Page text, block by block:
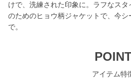
けで、洗練された印象に。ラフなス
のためのヒョウ柄ジャケットで、今
で。
アイテム特